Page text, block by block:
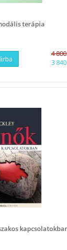
terápia
4
3